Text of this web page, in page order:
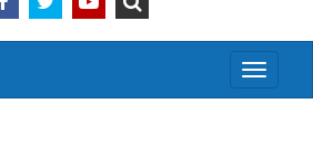
Activar/
menú